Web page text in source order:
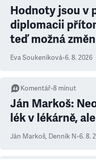
Hodnoty jsou v
diplomacii
teď možná
Eva Soukeníková•6. 8. 2026
Komentář•8 minut
Ján Markoš:
lék v lékárně,
Ján Markoš, Denník N•6. 8.